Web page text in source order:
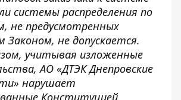
системы распределения по
не предусмотренных
не допускается.
учитывая изложенные
АО «ДТЭК Днепровские
нарушает
Конституцией